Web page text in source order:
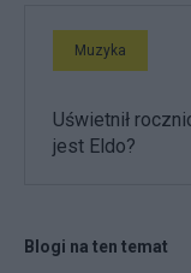
Muzyka
Uświetnił
jest Eldo?
Blogi na ten temat